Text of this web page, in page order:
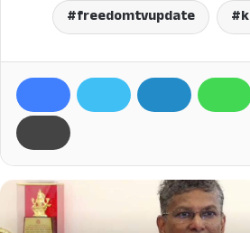
freedomtvupdate